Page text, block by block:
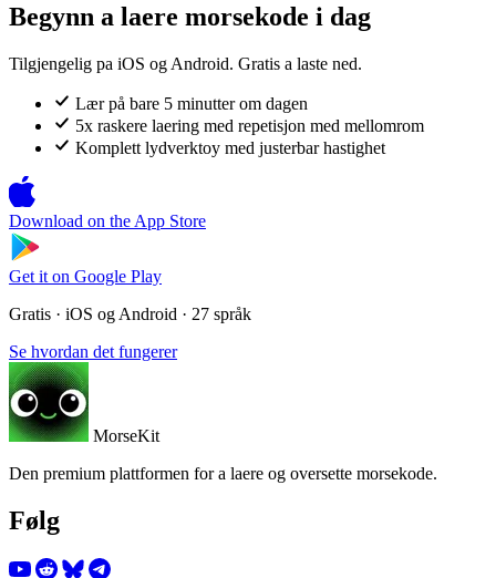
Begynn a laere morsekode i dag
Tilgjengelig pa iOS og Android. Gratis a laste ned.
Lær på bare 5 minutter om dagen
5x raskere laering med repetisjon med mellomrom
Komplett lydverktoy med justerbar hastighet
Download on the App Store
Get it on Google Play
Gratis · iOS og Android · 27 språk
Se hvordan det fungerer
MorseKit
Den premium plattformen for a laere og oversette morsekode.
Følg